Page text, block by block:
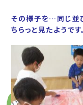
その様子を…同じ並
ちらっと見たようです。